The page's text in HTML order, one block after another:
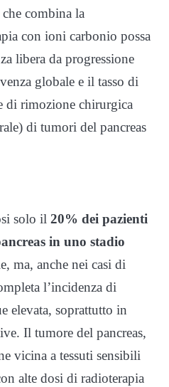
combina la
con ioni carbonio possa
libera da progressione
globale e il tasso di
di rimozione chirurgica
di tumori del pancreas
solo il 20% dei pazienti
in uno stadio
ma, anche nei casi di
l’incidenza di
elevata, soprattutto in
Il tumore del pancreas,
vicina a tessuti sensibili
alte dosi di radioterapia